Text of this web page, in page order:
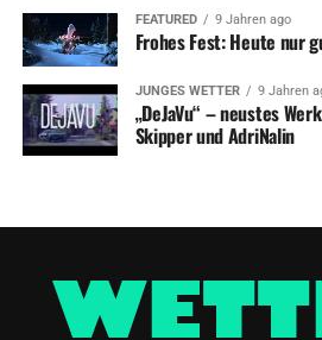
FEATURED 9 Jahren ago
Frohes Fest: Heute nur
JUNGES WETTER 9 Jahren
„DeJaVu“ – neustes
Skipper und AdriNalin